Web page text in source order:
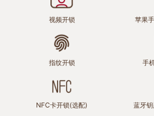
视频开锁 苹果
指纹开锁 手
NFC卡开锁(选配) 蓝牙